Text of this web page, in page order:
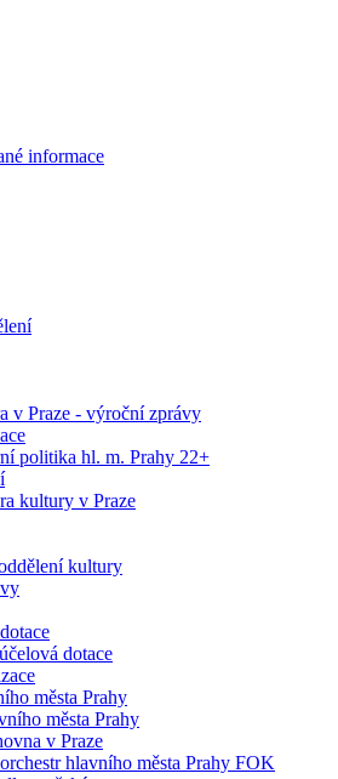
informace
v Praze - výroční zprávy
politika hl. m. Prahy 22+
kultury v Praze
kultury
dotace
města Prahy
města Prahy
v Praze
hlavního města Prahy FOK